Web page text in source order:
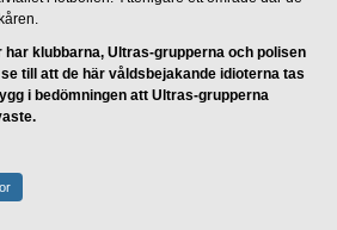
har klubbarna, Ultras-grupperna och polisen
till att de här våldsbejakande idioterna tas
i bedömningen att Ultras-grupperna